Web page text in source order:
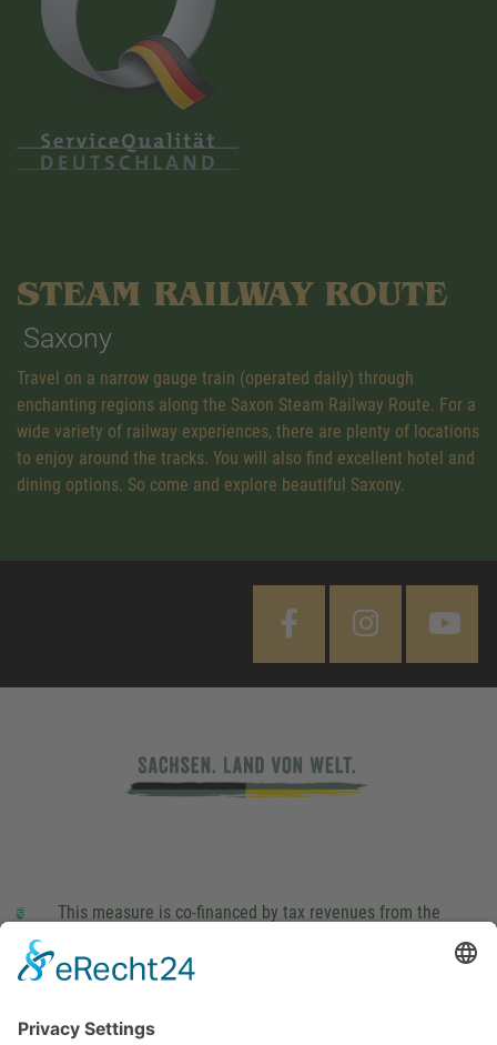
STEAM RAILWAY ROUTE
Saxony
Travel on a narrow gauge train (operated daily) through
enchanting regions along the Saxon Steam Railway Route. For a
wide variety of railway experiences, there are plenty of locations
to enjoy around the tracks. You will also find excellent hotel and
dining options. So come and explore beautiful Saxony.
This measure is co-financed by tax revenues from the
Landtag (parliament).